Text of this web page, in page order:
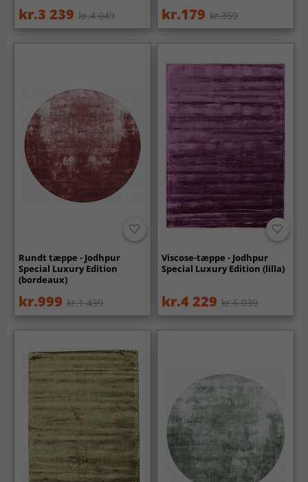
kr.3 239 kr.4 049 kr.179 kr.359
Rundt tæppe - Jodhpur
Special Luxury Edition
(bordeaux)
kr.999 kr.1 439
Viscose-tæppe - Jodhpur
Special Luxury Edition (lilla)
kr.4 229 kr.6 039